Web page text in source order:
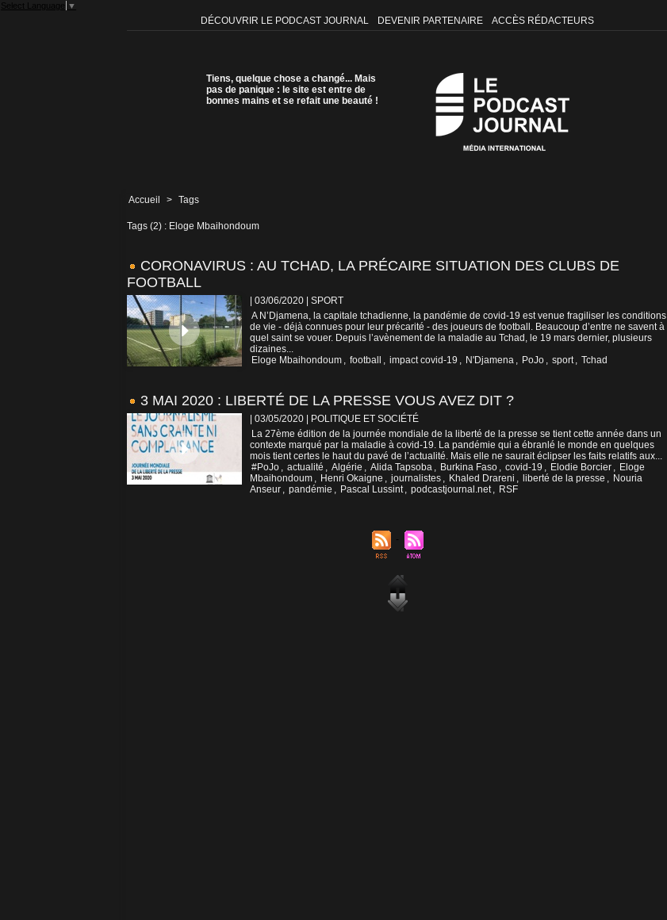
Select Language ▼
DÉCOUVRIR LE PODCAST JOURNAL DEVENIR PARTENAIRE ACCÈS RÉDACTEURS
Tiens, quelque chose a changé... Mais
pas de panique : le site est entre de
bonnes mains et se refait une beauté !
Accueil > Tags
Tags (2) : Eloge Mbaihondoum
CORONAVIRUS : AU TCHAD, LA PRÉCAIRE SITUATION DES CLUBS DE
FOOTBALL
| 03/06/2020
SPORT
A N’Djamena, la capitale tchadienne, la pandémie de covid-19 est venue fragiliser les conditions
de vie - déjà connues pour leur précarité - des joueurs de football. Beaucoup d’entre ne savent à
quel saint se vouer. Depuis l’avènement de la maladie au Tchad, le 19 mars dernier, plusieurs
dizaines...
Eloge Mbaihondoum , football , impact covid-19 , N'Djamena , PoJo , sport , Tchad
3 MAI 2020 : LIBERTÉ DE LA PRESSE VOUS AVEZ DIT ?
| 03/05/2020
POLITIQUE ET SOCIÉTÉ
La 27ème édition de la journée mondiale de la liberté de la presse se tient cette année dans un
contexte marqué par la maladie à covid-19. La pandémie qui a ébranlé le monde en quelques
mois tient certes le haut du pavé de l’actualité. Mais elle ne saurait éclipser les faits relatifs aux...
#PoJo , actualité , Algérie , Alida Tapsoba , Burkina Faso , covid-19 , Elodie Borcier , Eloge
Mbaihondoum , Henri Okaigne , journalistes , Khaled Drareni , liberté de la presse , Nouria
Anseur , pandémie , Pascal Lussint , podcastjournal.net , RSF